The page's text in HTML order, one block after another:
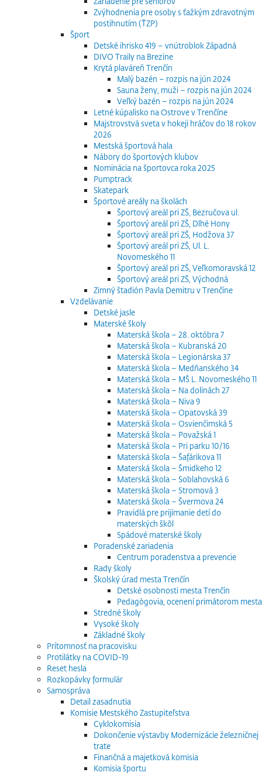
Zvýhodnenia pre osoby s ťažkým zdravotným
postihnutím (ŤZP)
Šport
Detské ihrisko 419 – vnútroblok Západná
DIVO Traily na Brezine
Krytá plaváreň Trenčín
Malý bazén – rozpis na jún 2024
Sauna ženy, muži – rozpis na jún 2024
Veľký bazén – rozpis na jún 2024
Letné kúpalisko na Ostrove v Trenčíne
Majstrovstvá sveta v hokeji hráčov do 18 rokov
2026
Mestská športová hala
Nábory do športových klubov
Nominácia na športovca roka 2025
Pumptrack
Skatepark
Športové areály na školách
Športový areál pri ZŠ, Bezručova ul.
Športový areál pri ZŠ, Dlhé Hony
Športový areál pri ZŠ, Hodžova 37
Športový areál pri ZŠ, Ul. L.
Novomeského 11
Športový areál pri ZŠ, Veľkomoravská 12
Športový areál pri ZŠ, Východná
Zimný štadión Pavla Demitru v Trenčíne
Vzdelávanie
Detské jasle
Materské školy
Materská škola – 28. októbra 7
Materská škola – Kubranská 20
Materská škola – Legionárska 37
Materská škola – Medňanského 34
Materská škola – MŠ L. Novomeského 11
Materská škola – Na dolinách 27
Materská škola – Niva 9
Materská škola – Opatovská 39
Materská škola – Osvienčimská 5
Materská škola – Považská 1
Materská škola – Pri parku 10/16
Materská škola – Šafárikova 11
Materská škola – Šmidkeho 12
Materská škola – Soblahovská 6
Materská škola – Stromová 3
Materská škola – Švermova 24
Pravidlá pre prijímanie detí do
materských škôl
Spádové materské školy
Poradenské zariadenia
Centrum poradenstva a prevencie
Rady školy
Školský úrad mesta Trenčín
Detské osobnosti mesta Trenčín
Pedagógovia, ocenení primátorom mesta
Stredné školy
Vysoké školy
Základné školy
Prítomnosť na pracovisku
Protilátky na COVID-19
Reset hesla
Rozkopávky formulár
Samospráva
Detail zasadnutia
Komisie Mestského Zastupiteľstva
Cyklokomisia
Dokončenie výstavby Modernizácie železničnej
trate
Finančná a majetková komisia
Komisia športu